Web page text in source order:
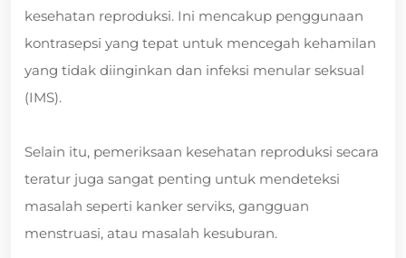
kesehatan reproduksi. Ini mencakup penggunaan
kontrasepsi yang tepat untuk mencegah kehamilan
yang tidak diinginkan dan infeksi menular seksual
(IMS).
Selain itu, pemeriksaan kesehatan reproduksi secara
teratur juga sangat penting untuk mendeteksi
masalah seperti kanker serviks, gangguan
menstruasi, atau masalah kesuburan.